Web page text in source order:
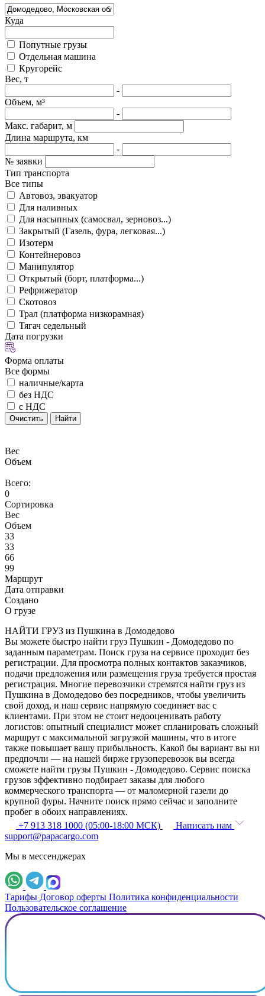
Куда
Попутные грузы
Отдельная машина
Кругорейс
Вес, т
-
Объем, м³
-
Макс. габарит, м
Длина маршрута, км
-
№ заявки
Тип транспорта
Все типы
Автовоз, эвакуатор
Для наливных
Для насыпных (самосвал, зерновоз...)
Закрытый (Газель, фура, легковая...)
Изотерм
Контейнеровоз
Манипулятор
Открытый (борт, платформа...)
Рефрижератор
Скотовоз
Трал (платформа низкорамная)
Тягач седельный
Дата погрузки
Форма оплаты
Все формы
наличные/карта
без НДС
с НДС
Очистить Найти
Вес
Объем
Всего:
0
Сортировка
Вес
Объем
33
33
66
99
Маршрут
Дата отправки
Создано
О грузе
НАЙТИ ГРУЗ из Пушкина в Домодедово
Вы можете быстро найти груз Пушкин - Домодедово по
заданным параметрам. Поиск груза на сервисе проходит без
регистрации. Для просмотра полных контактов заказчиков,
подачи предложения или размещения груза требуется простая
регистрация. Многие перевозчики стремятся найти груз из
Пушкина в Домодедово без посредников, чтобы увеличить
свой доход, и наш сервис напрямую соединяет вас с
клиентами. При этом не стоит недооценивать работу
логистов: опытный специалист может спланировать сложный
маршрут с максимальной загрузкой машины, что в итоге
также повышает вашу прибыльность. Какой бы вариант вы ни
предпочли — на нашей бирже грузоперевозок вы всегда
сможете найти грузы Пушкин - Домодедово. Сервис поиска
грузов эффективно подбирает заказы для любого
коммерческого транспорта — от маломерной газели до
крупной фуры. Начните поиск прямо сейчас и заполните
пробег в обоих направлениях.
+7 913 318 1000 (05:00-18:00 МСК)
Написать нам
support@papacargo.com
Мы в мессенджерах
Тарифы Договор оферты Политика конфиденциальности
Пользовательское соглашение